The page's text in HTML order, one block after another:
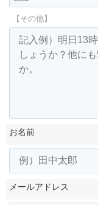
【その他】
お名前
メールアドレス